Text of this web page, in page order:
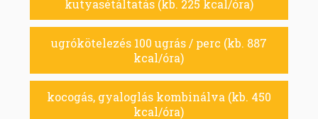
kutyasétáltatás (kb. 225 kcal/óra)
ugrókötelezés 100 ugrás / perc (kb. 887
kcal/óra)
kocogás, gyaloglás kombinálva (kb. 450
kcal/óra)